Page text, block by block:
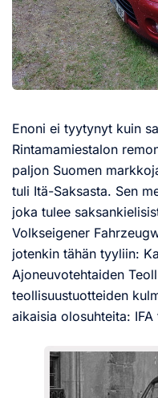
Enoni ei tyytynyt kuin
Rintamamiestalon
paljon Suomen
tuli Itä-Saksasta. Sen
joka tulee
Volkseigener
jotenkin tähän tyyliin:
Ajoneuvotehtaiden
teollisuustuotteiden
aikaisia olosuhteita: